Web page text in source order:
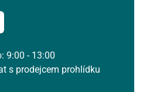
9:00 - 13:00
s prodejcem prohlídku